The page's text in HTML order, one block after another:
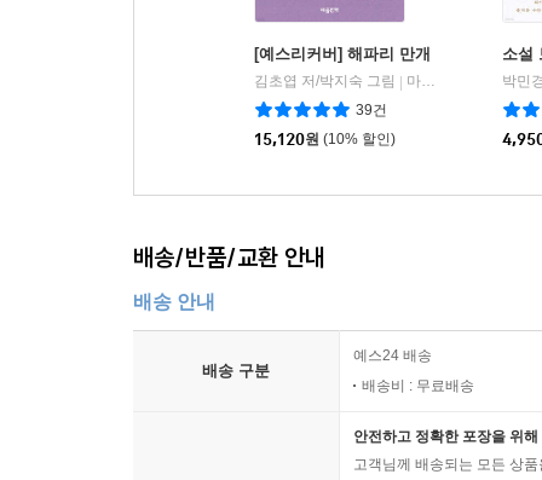
[예스리커버] 해파리 만개
김초엽 저/박지숙 그림
마음산책
39건
15,120원 (10% 할인)
소설
박민
배송/반품/교환 안내
배송 안내
배송 구분
예스24 배송
배송비 : 무료배송
안전하고 정확한 포장을 위
고객님께 배송되는 모든 상